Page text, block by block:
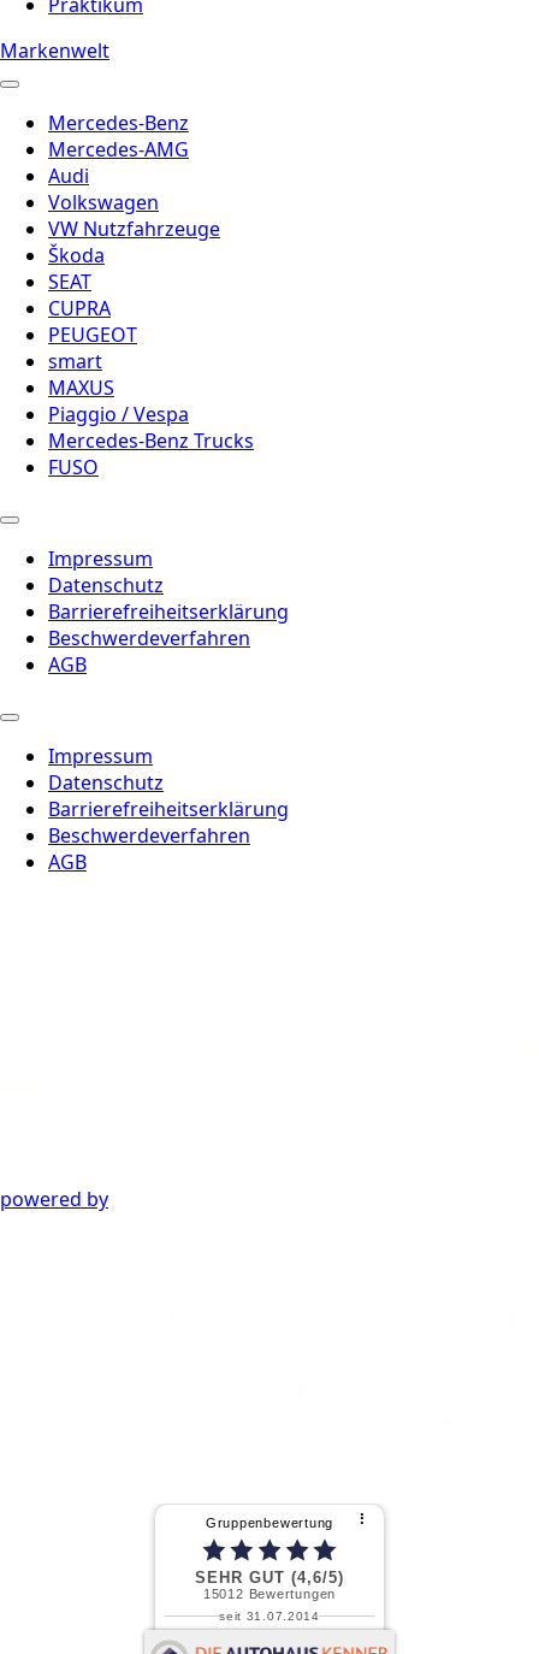
Markenwelt
Mercedes-Benz
Mercedes-AMG
Audi
Volkswagen
VW Nutzfahrzeuge
Škoda
SEAT
CUPRA
PEUGEOT
smart
MAXUS
Piaggio / Vespa
Mercedes-Benz Trucks
FUSO
Impressum
Datenschutz
Barrierefreiheitserklärung
Beschwerdeverfahren
AGB
Impressum
Datenschutz
Barrierefreiheitserklärung
Beschwerdeverfahren
AGB
powered by